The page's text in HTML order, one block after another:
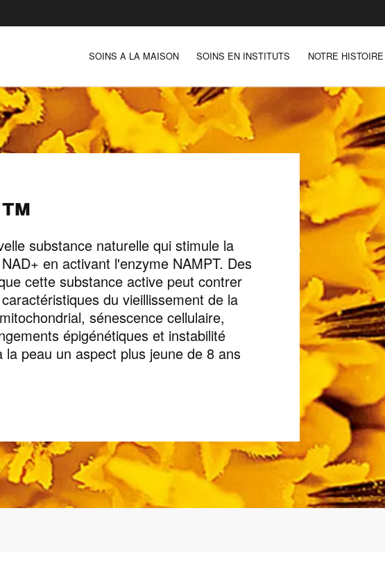
SOINS A LA MAISON SOINS EN INSTITUTS NOTRE HISTOIRE
substance naturelle qui stimule la
en activant l'enzyme NAMPT. Des
cette substance active peut contrer
du vieillissement de la
sénescence cellulaire,
épigénétiques et instabilité
peau un aspect plus jeune de 8 ans